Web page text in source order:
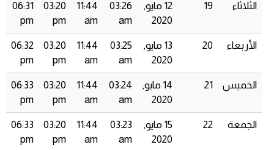
الثلاثاء 19
12 مايو,
2020
03:26
am
11:44
am
03:20
pm
06:31
pm
الأربعاء 20
13 مايو,
2020
03:25
am
11:44
am
03:20
pm
06:32
pm
الخميس 21
14 مايو,
2020
03:24
am
11:44
am
03:20
pm
06:33
pm
الجمعة 22
15 مايو,
2020
03:23
am
11:44
am
03:20
pm
06:33
pm